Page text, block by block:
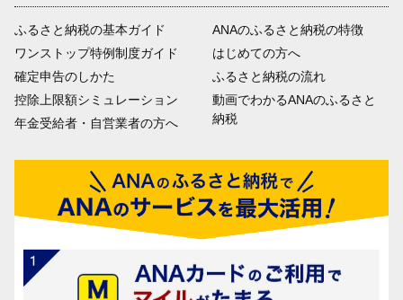
ふるさと納税の基本ガイド
ワンストップ特例制度ガイド
確定申告のしかた
控除上限額シミュレーション
年金受給者・自営業者の方へ
ANAのふるさと納税の特徴
はじめての方へ
ふるさと納税の流れ
動画でわかるANAのふるさと
納税